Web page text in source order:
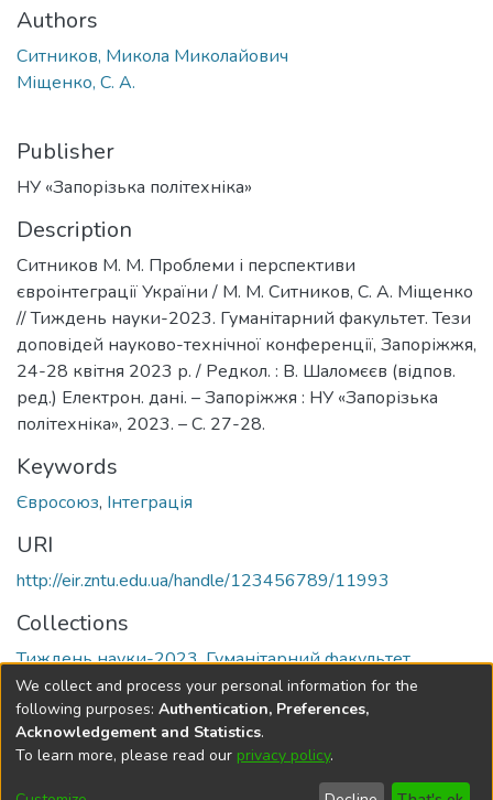
Authors
Ситников, Микола Миколайович
Міщенко, С. А.
Publisher
НУ «Запорізька політехніка»
Description
Ситников М. М. Проблеми і перспективи
євроінтеграції України / М. М. Ситников, С. А. Міщенко
// Тиждень науки-2023. Гуманітарний факультет. Тези
доповідей науково-технічної конференції, Запоріжжя,
24-28 квітня 2023 р. / Редкол. : В. Шаломєєв (відпов.
ред.) Електрон. дані. – Запоріжжя : НУ «Запорізька
політехніка», 2023. – С. 27-28.
Keywords
Євросоюз, Інтеграція
URI
http://eir.zntu.edu.ua/handle/123456789/11993
Collections
Тиждень науки-2023. Гуманітарний факультет
Full item page
DSpace softwarecopyright © 2002-2026
Cookie End User Send
We collect and process your personal information for the
following purposes: Authentication, Preferences,
Acknowledgement and Statistics.
To learn more, please read our privacy policy.